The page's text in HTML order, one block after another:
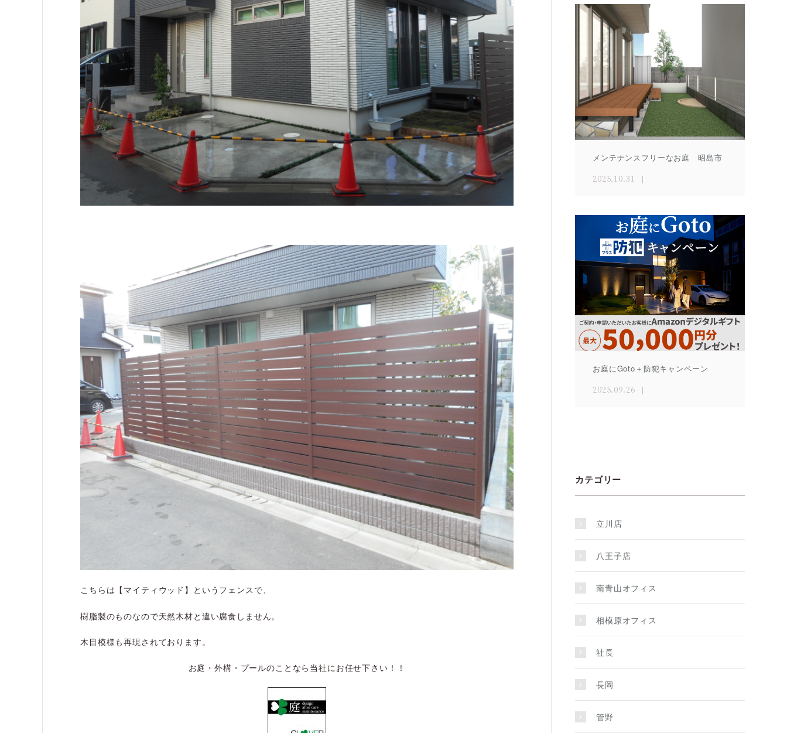
こちらは【マイティウッド】というフェンスで、
樹脂製のものなので天然木材と違い腐食しません。
木目模様も再現されております。
お庭・外構・プールのことなら当社にお任せ下さい！！
メンテナンスフリーなお庭 昭島市
2025.10.31
お庭にGoto＋防犯キャンペーン
2025.09.26
カテゴリー
立川店
八王子店
南青山オフィス
相模原オフィス
社長
長岡
管野